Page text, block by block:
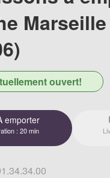
ouvert!
emporter
: 20 min